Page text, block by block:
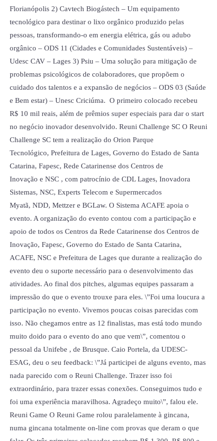
Florianópolis 2) Cavtech Biogástech – Um equipamento
tecnológico para destinar o lixo orgânico produzido pelas
pessoas, transformando-o em energia elétrica, gás ou adubo
orgânico – ODS 11 (Cidades e Comunidades Sustentáveis) –
Udesc CAV – Lages 3) Psiu – Uma solução para mitigação de
problemas psicológicos de colaboradores, que propõem o
cuidado dos talentos e a expansão de negócios – ODS 03 (Saúde
e Bem estar) – Unesc Criciúma. O primeiro colocado recebeu
R$ 10 mil reais, além de prêmios super especiais para dar o start
no negócio inovador desenvolvido. Reuni Challenge SC O Reuni
Challenge SC tem a realização do Orion Parque
Tecnológico, Prefeitura de Lages, Governo do Estado de Santa
Catarina, Fapesc, Rede Catarinense dos Centros de
Inovação e NSC , com patrocínio de CDL Lages, Inovadora
Sistemas, NSC, Experts Telecom e Supermercados
Myatã, NDD, Mettzer e BGLaw. O Sistema ACAFE apoia o
evento. A organização do evento contou com a participação e
apoio de todos os Centros da Rede Catarinense dos Centros de
Inovação, Fapesc, Governo do Estado de Santa Catarina,
ACAFE, NSC e Prefeitura de Lages que durante a realização do
evento deu o suporte necessário para o desenvolvimento das
atividades. Ao final dos pitches, algumas equipes passaram a
impressão do que o evento trouxe para eles. \”Foi uma loucura a
participação no evento. Vivemos poucas coisas parecidas com
isso. Não chegamos entre as 12 finalistas, mas está todo mundo
muito doido para o evento do ano que vem\”, comentou o
pessoal da Unifebe , de Brusque. Caio Portela, da UDESC-
ESAG, deu o seu feedback: \”Já participei de alguns evento, mas
nada parecido com o Reuni Challenge. Trazer isso foi
extraordinário, para trazer essas conexões. Conseguimos tudo e
foi uma experiência maravilhosa. Agradeço muito\”, falou ele.
Reuni Game O Reuni Game rolou paralelamente à gincana,
numa gincana totalmente on-line com provas que deram o que